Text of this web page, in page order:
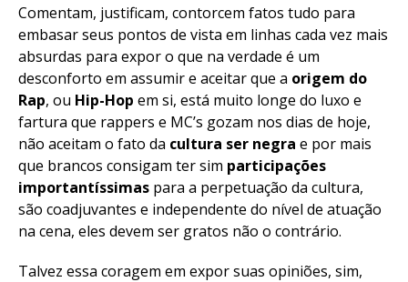
Comentam, justificam, contorcem fatos tudo para
embasar seus pontos de vista em linhas cada vez mais
absurdas para expor o que na verdade é um
desconforto em assumir e aceitar que a origem do
Rap, ou Hip-Hop em si, está muito longe do luxo e
fartura que rappers e MC’s gozam nos dias de hoje,
não aceitam o fato da cultura ser negra e por mais
que brancos consigam ter sim participações
importantíssimas para a perpetuação da cultura,
são coadjuvantes e independente do nível de atuação
na cena, eles devem ser gratos não o contrário.
Talvez essa coragem em expor suas opiniões, sim,